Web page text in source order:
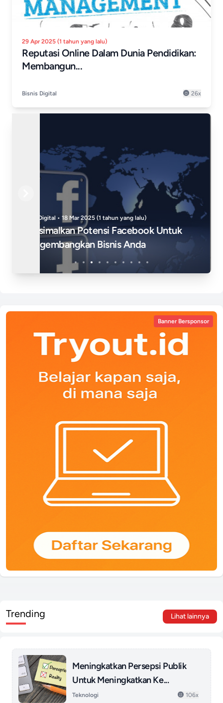
29 Apr 2025 (1 tahun yang lalu)
Reputasi Online Dalam Dunia Pendidikan:
Membangun...
Bisnis Digital 26x
Bisnis Digital • 19 Mar 2025 (1 tahun yang lalu)
Social Listening: Senjata Rahasia Dalam
Inovasi Dan Pengembangan Produk
Banner Bersponsor
Trending Lihat lainnya
Meningkatkan Persepsi Publik
Untuk Meningkatkan Ke...
Teknologi 106x